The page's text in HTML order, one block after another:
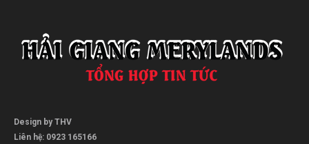
Design by THV
Liên hệ: 0923 165166